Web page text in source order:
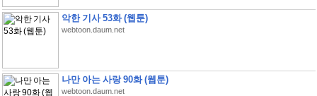
악한 기사 53화 (웹툰)
webtoon.daum.net
나만 아는 사랑 90화 (웹툰)
webtoon.daum.net